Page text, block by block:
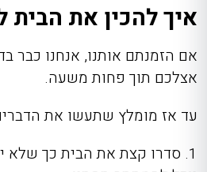
איך להכין את הבית
אם הזמנתם אותנו, אנחנו כבר
אצלכם תוך פחות משעה.
עד אז מומלץ שתעשו את
1. סדרו קצת את הבית כך שלא